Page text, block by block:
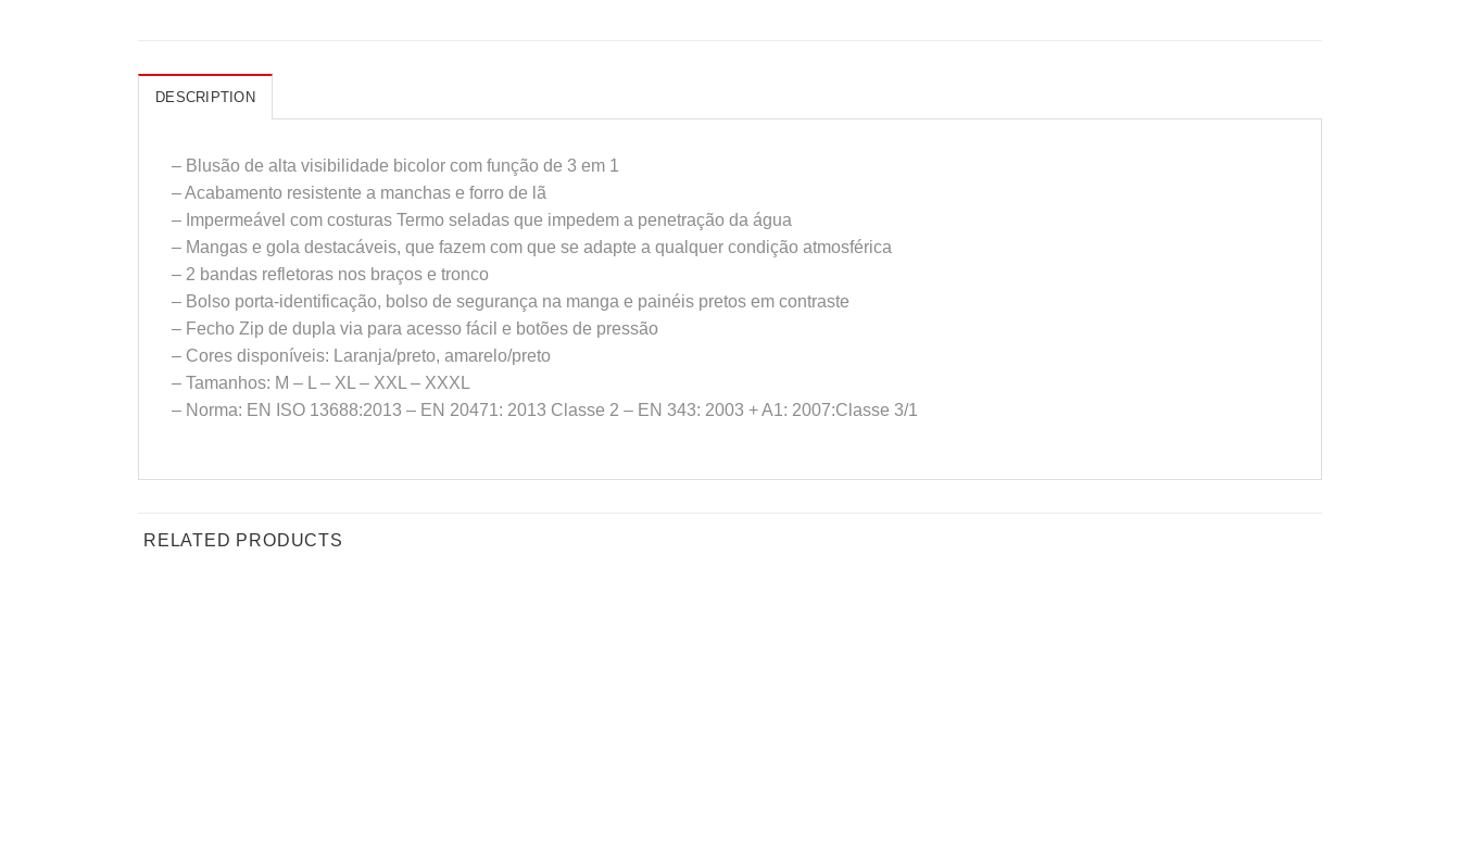
DESCRIPTION
– Blusão de alta visibilidade bicolor com função de 3 em 1
– Acabamento resistente a manchas e forro de lã
– Impermeável com costuras Termo seladas que impedem a penetração da água
– Mangas e gola destacáveis, que fazem com que se adapte a qualquer condição atmosférica
– 2 bandas refletoras nos braços e tronco
– Bolso porta-identificação, bolso de segurança na manga e painéis pretos em contraste
– Fecho Zip de dupla via para acesso fácil e botões de pressão
– Cores disponíveis: Laranja/preto, amarelo/preto
– Tamanhos: M – L – XL – XXL – XXXL
– Norma: EN ISO 13688:2013 – EN 20471: 2013 Classe 2 – EN 343: 2003 + A1: 2007:Classe 3/1
RELATED PRODUCTS